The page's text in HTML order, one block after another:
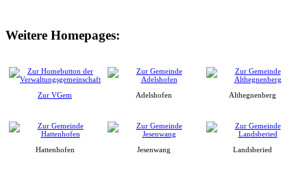
Weitere Homepages:
Zur VGem Adelshofen Althegnenberg
Hattenhofen Jesenwang Landsberied